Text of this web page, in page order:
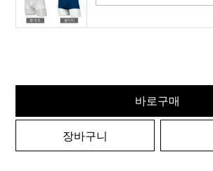
바로구매
장바구니